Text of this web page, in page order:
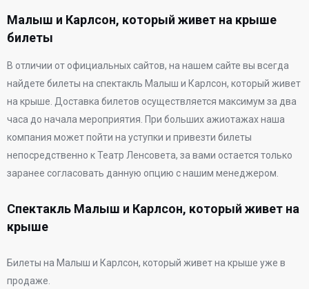
Малыш и Карлсон, который живет на крыше
билеты
В отличии от официальных сайтов, на нашем сайте вы всегда
найдете билеты на спектакль Малыш и Карлсон, который живет
на крыше. Доставка билетов осуществляется максимум за два
часа до начала мероприятия. При больших ажиотажах наша
компания может пойти на уступки и привезти билеты
непосредственно кТеатр Ленсовета, за вами остается только
заранее согласовать данную опцию с нашим менеджером.
Спектакль Малыш и Карлсон, который живет на
крыше
Билеты на Малыш и Карлсон, который живет на крыше уже в
продаже.